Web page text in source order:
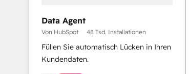
Data Agent
Von HubSpot 48 Tsd. Installationen
Füllen Sie automatisch Lücken in Ihren
Kundendaten.